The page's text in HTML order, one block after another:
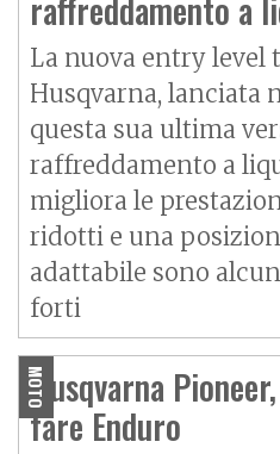
La nuova entry level
Husqvarna, lanciata
questa sua ultima
raffreddamento a
migliora le
ridotti e una
adattabile sono
forti
MOTO
Husqvarna
fare Enduro